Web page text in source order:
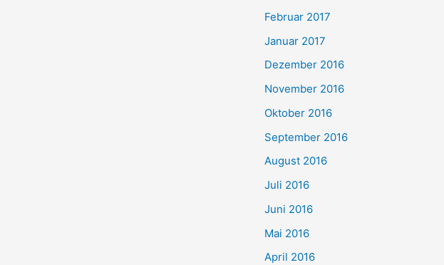
Februar 2017
Januar 2017
Dezember 2016
November 2016
Oktober 2016
September 2016
August 2016
Juli 2016
Juni 2016
Mai 2016
April 2016